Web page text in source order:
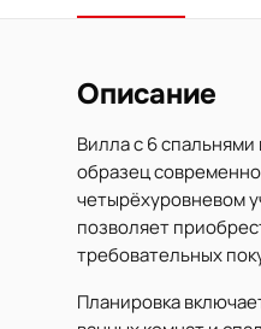
Описание
Вилла с 6
образец
четырёхуровневом
позволяет
требовательных
Планировка